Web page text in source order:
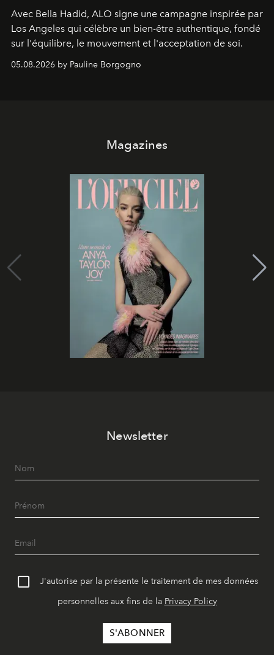
Avec Bella Hadid, ALO signe une campagne inspirée par
Los Angeles qui célèbre un bien-être authentique, fondé
sur l'équilibre, le mouvement et l'acceptation de soi.
05.08.2026 by Pauline Borgogno
Magazines
Newsletter
J'autorise par la présente le traitement de mes données
personnelles aux fins de la Privacy Policy